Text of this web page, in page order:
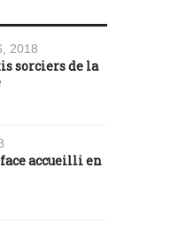
2018
sorciers de la
accueilli en